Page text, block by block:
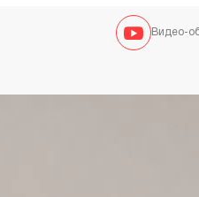
Видео-